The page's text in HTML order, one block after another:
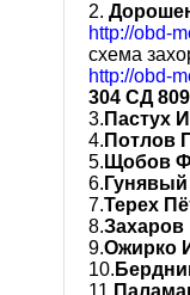
2.
http://obd-
схема
http://obd-
304 СД
3. Пастух
4. Потлов
5. Щобов
6.
7.Терех
8.
9.Ожирко
10.
11.